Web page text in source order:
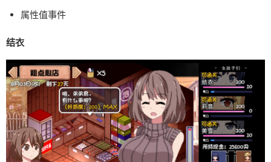
属性值事件
结衣